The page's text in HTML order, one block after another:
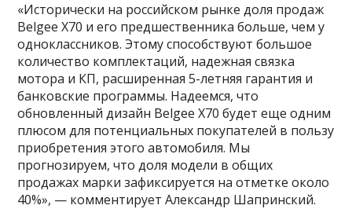
«Исторически на российском рынке доля продаж
Belgee X70 и его предшественника больше, чем у
одноклассников. Этому способствуют большое
количество комплектаций, надежная связка
мотора и КП, расширенная 5-летняя гарантия и
банковские программы. Надеемся, что
обновленный дизайн Belgee X70 будет еще одним
плюсом для потенциальных покупателей в пользу
приобретения этого автомобиля. Мы
прогнозируем, что доля модели в общих
продажах марки зафиксируется на отметке около
40%», — комментирует Александр Шапринский.